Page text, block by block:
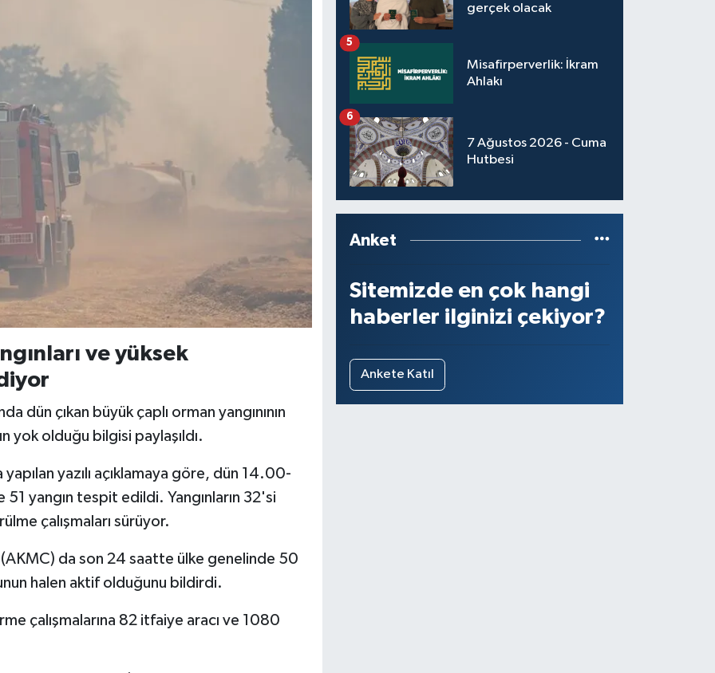
ve yüksek
dün çıkan büyük çaplı orman yangınının
yok olduğu bilgisi paylaşıldı.
yazılı açıklamaya göre, dün 14.00-
yangın tespit edildi. Yangınların 32'si
çalışmaları sürüyor.
(AKMC) da son 24 saatte ülke genelinde 50
halen aktif olduğunu bildirdi.
çalışmalarına 82 itfaiye aracı ve 1080
gerçek olacak
Misafirperverlik: İkram
Ahlakı
5
7 Ağustos 2026 - Cuma
Hutbesi
6
Anket
Sitemizde en çok hangi
haberler ilginizi çekiyor?
Ankete Katıl